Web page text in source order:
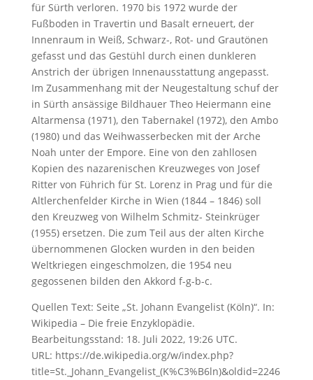
für Sürth verloren. 1970 bis 1972 wurde der
Fußboden in Travertin und Basalt erneuert, der
Innenraum in Weiß, Schwarz-, Rot- und Grautönen
gefasst und das Gestühl durch einen dunkleren
Anstrich der übrigen Innenausstattung angepasst.
Im Zusammenhang mit der Neugestaltung schuf der
in Sürth ansässige Bildhauer Theo Heiermann eine
Altarmensa (1971), den Tabernakel (1972), den Ambo
(1980) und das Weihwasserbecken mit der Arche
Noah unter der Empore. Eine von den zahllosen
Kopien des nazarenischen Kreuzweges von Josef
Ritter von Führich für St. Lorenz in Prag und für die
Altlerchenfelder Kirche in Wien (1844 – 1846) soll
den Kreuzweg von Wilhelm Schmitz- Steinkrüger
(1955) ersetzen. Die zum Teil aus der alten Kirche
übernommenen Glocken wurden in den beiden
Weltkriegen eingeschmolzen, die 1954 neu
gegossenen bilden den Akkord f-g-b-c.
Quellen Text: Seite „St. Johann Evangelist (Köln)“. In:
Wikipedia – Die freie Enzyklopädie.
Bearbeitungsstand: 18. Juli 2022, 19:26 UTC.
URL: https://de.wikipedia.org/w/index.php?
title=St._Johann_Evangelist_(K%C3%B6ln)&oldid=2246